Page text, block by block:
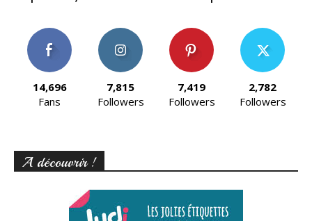
14,696
Fans
7,815
Followers
7,419
Followers
2,782
Followers
A découvrir !